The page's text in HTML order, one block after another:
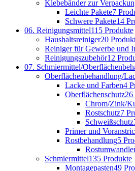
Klebebänder zur
Leichte Pakete7
Schwere Pakete14
06. Reinigungsmittel115 Produkte
Haushaltsreiniger20
Reiniger für Gewerbe und
Reinigungszubehör12
07. Schmiermittel/
Oberflächenbehandlung/
Lacke und Farben4
Oberflächenschutz26
Chrom/Zink/
Rostschutz7
Schweißschutz
Primer und
Rostbehandlung5
Schmiermittel135 Produkte
Montagepasten49